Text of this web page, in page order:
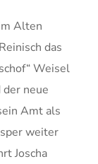
Alten
das
Weisel
der neue
Amt als
weiter
Joscha